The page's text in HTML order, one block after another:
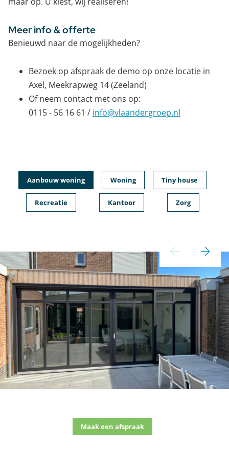
Meer info & offerte
Benieuwd naar de mogelijkheden?
Bezoek op afspraak de demo op onze locatie in
Axel, Meekrapweg 14 (Zeeland)
Of neem contact met ons op:
0115 - 56 16 61 / info@vlaandergroep.nl
Aanbouw woning Woning Tiny house
Recreatie Kantoor Zorg
Maak een afspraak